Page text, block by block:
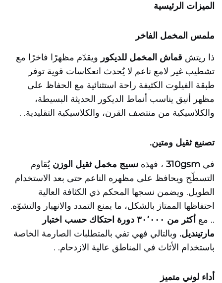
الميزات الرئيسية
ملمس المخمل الفاخر
ذا ريتش قماش المخمل للديكور ويقدّم مظهرًا فاخرًا مع
تشطيب غير لامع ناعم لا يُحدث انعكاسات قوية توفر
طبقة الفيلوت الكثيفة راحة استثنائية مع الحفاظ على
مظهر أنيق يناسب أنماط الديكور الحديثة البسيطة،
والكلاسيكية من منتصف القرن، والكلاسيكية التقليدية. .
تصنيع ثقيل ومتين.
في 310gsm ، فهذه نسيج مخمل ثقيل الوزن يُقاوم
التسطّح ويحافظ على مظهره الناعم حتى بعد الاستخدام
الطويل. ويضمن نسجها المحكم ذي الكثافة العالية
احتفاظها الممتاز بالشكل، ما يمنع التمدد والانهيار والتشوّه.
.. مع
أكثر من ٣٠٬٠٠٠ دورة احتكاك حسب اختبار
مارتينديل. وبالتالي فهي تفي بالمتطلبات الصارمة الخاصة
باستخدام الأثاث في المناطق عالية الازدحام. .
أداء لوني متميز